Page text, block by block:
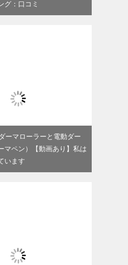
グ：口コミ
ーマローラーと電動ダー
マペン）【動画あり】私は
います